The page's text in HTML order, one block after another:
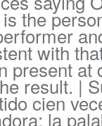
the
with
present at
result. |
cien
la